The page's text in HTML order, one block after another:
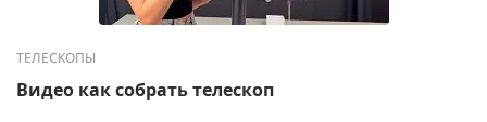
ТЕЛЕСКОПЫ
Видео как собрать телескоп